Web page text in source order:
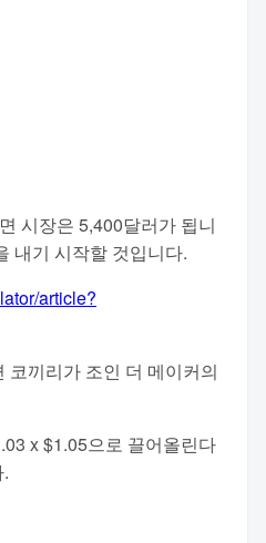
시장은 5,400달러가 됩니
내기 시작할 것입니다.
article?
끼리가 조인 더 메이커의
x $1.05으로 끌어올린다